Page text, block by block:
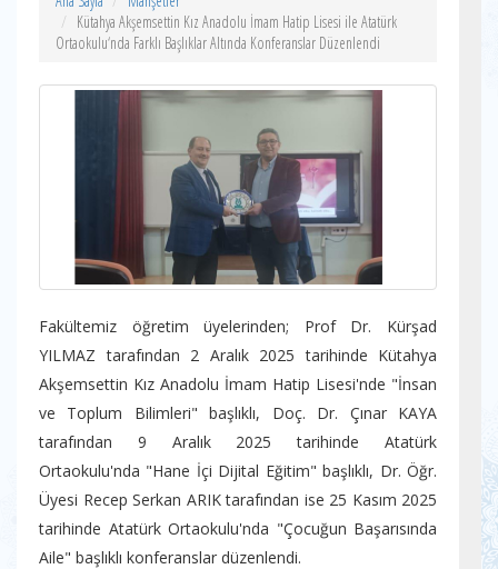
Kütahya Akşemsettin Kız Anadolu İmam Hatip Lisesi ile Atatürk
Ortaokulu‘nda Farklı Başlıklar Altında Konferanslar Düzenlendi
Fakültemiz öğretim üyelerinden; Prof Dr. Kürşad
YILMAZ tarafından 2 Aralık 2025 tarihinde Kütahya
Akşemsettin Kız Anadolu İmam Hatip Lisesi'nde "İnsan
ve Toplum Bilimleri" başlıklı, Doç. Dr. Çınar KAYA
tarafından 9 Aralık 2025 tarihinde Atatürk
Ortaokulu'nda "Hane İçi Dijital Eğitim" başlıklı, Dr. Öğr.
Üyesi Recep Serkan ARIK tarafından ise 25 Kasım 2025
tarihinde Atatürk Ortaokulu'nda "Çocuğun Başarısında
Aile" başlıklı konferanslar düzenlendi.